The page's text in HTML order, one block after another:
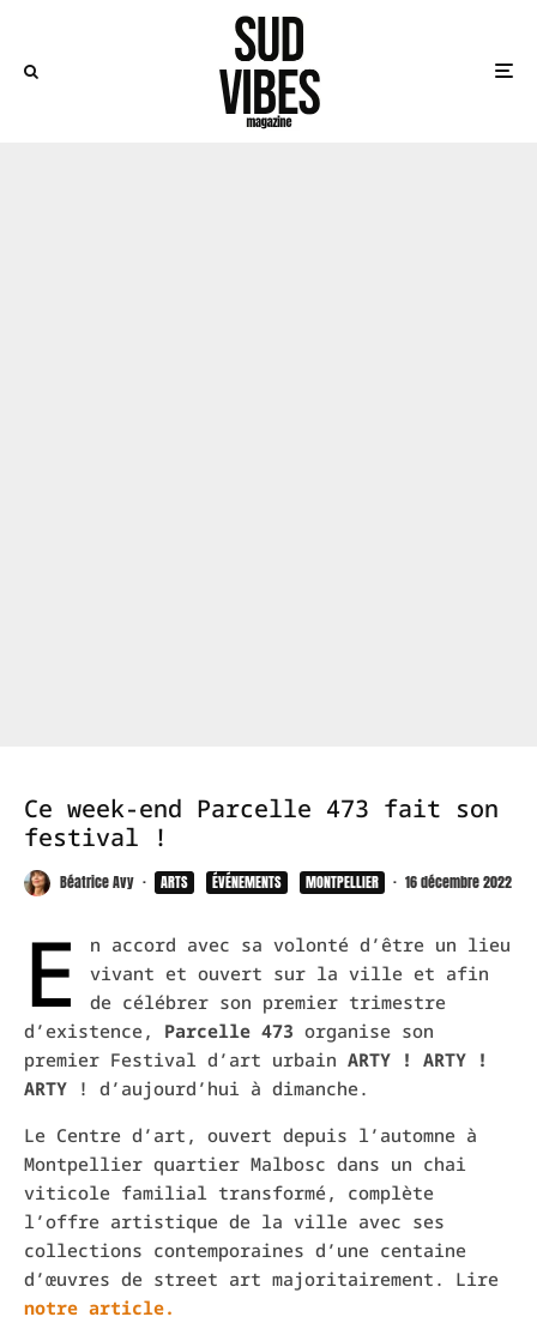
Ce week-end Parcelle 473 fait son
festival !
Béatrice Avy · ARTS ÉVÉNEMENTS MONTPELLIER · 16 décembre 2022
E
n accord avec sa volonté d’être un lieu
vivant et ouvert sur la ville et afin
de célébrer son premier trimestre
d’existence, Parcelle 473 organise son
premier Festival d’art urbain ARTY ! ARTY !
ARTY ! d’aujourd’hui à dimanche.
Le Centre d’art, ouvert depuis l’automne à
Montpellier quartier Malbosc dans un chai
viticole familial transformé, complète
l’offre artistique de la ville avec ses
collections contemporaines d’une centaine
d’œuvres de street art majoritairement. Lire
notre article.